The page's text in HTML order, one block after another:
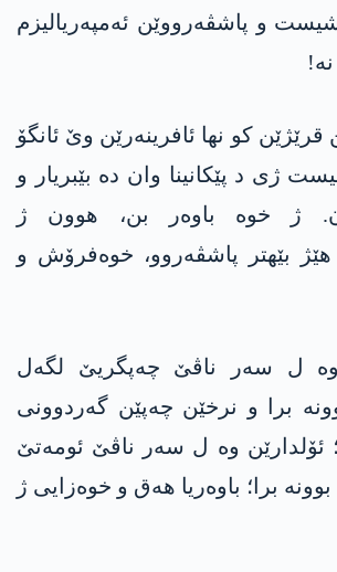
و پاشڤەرووێن ئەمپەریالیزم
قرێژێن کو نھا ئافرینەرێن وێ ئانگۆ
ژی د پێکانینا وان دە بێبریار و
ژ خوە باوەر بن، ھوون ژ
ھێژ بێھتر پاشڤەروو، خوەفرۆش و
وە ل سەر ناڤێ چەپگریێ لگەل
برا و نرخێن چەپێن گەردوونی
ئۆلدارێن وە ل سەر ناڤێ ئومەتێ
برا؛ باوەریا ھەق و خوەزایی ژ